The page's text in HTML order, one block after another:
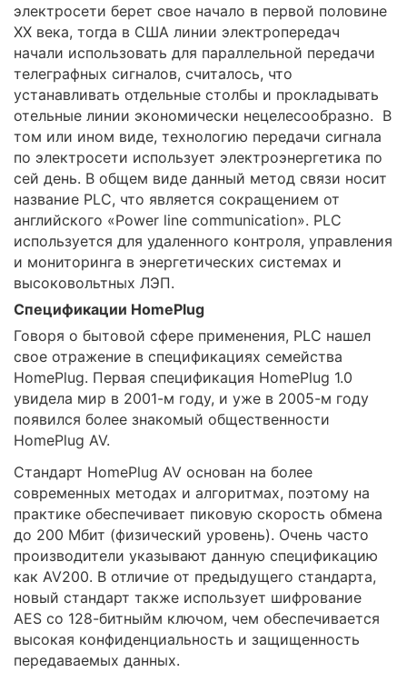
электросети берет свое начало в первой половине
XX века, тогда в США линии электропередач
начали использовать для параллельной передачи
телеграфных сигналов, считалось, что
устанавливать отдельные столбы и прокладывать
отельные линии экономически нецелесообразно. В
том или ином виде, технологию передачи сигнала
по электросети использует электроэнергетика по
сей день. В общем виде данный метод связи носит
название PLC, что является сокращением от
английского «Power line communication». PLC
используется для удаленного контроля, управления
и мониторинга в энергетических системах и
высоковольтных ЛЭП.
Спецификации HomePlug
Говоря о бытовой сфере применения, PLC нашел
свое отражение в спецификациях семейства
HomePlug. Первая спецификация HomePlug 1.0
увидела мир в 2001-м году, и уже в 2005-м году
появился более знакомый общественности
HomePlug AV.
Стандарт HomePlug AV основан на более
современных методах и алгоритмах, поэтому на
практике обеспечивает пиковую скорость обмена
до 200 Мбит (физический уровень). Очень часто
производители указывают данную спецификацию
как AV200. В отличие от предыдущего стандарта,
новый стандарт также использует шифрование
AES со 128-битныйм ключом, чем обеспечивается
высокая конфиденциальность и защищенность
передаваемых данных.